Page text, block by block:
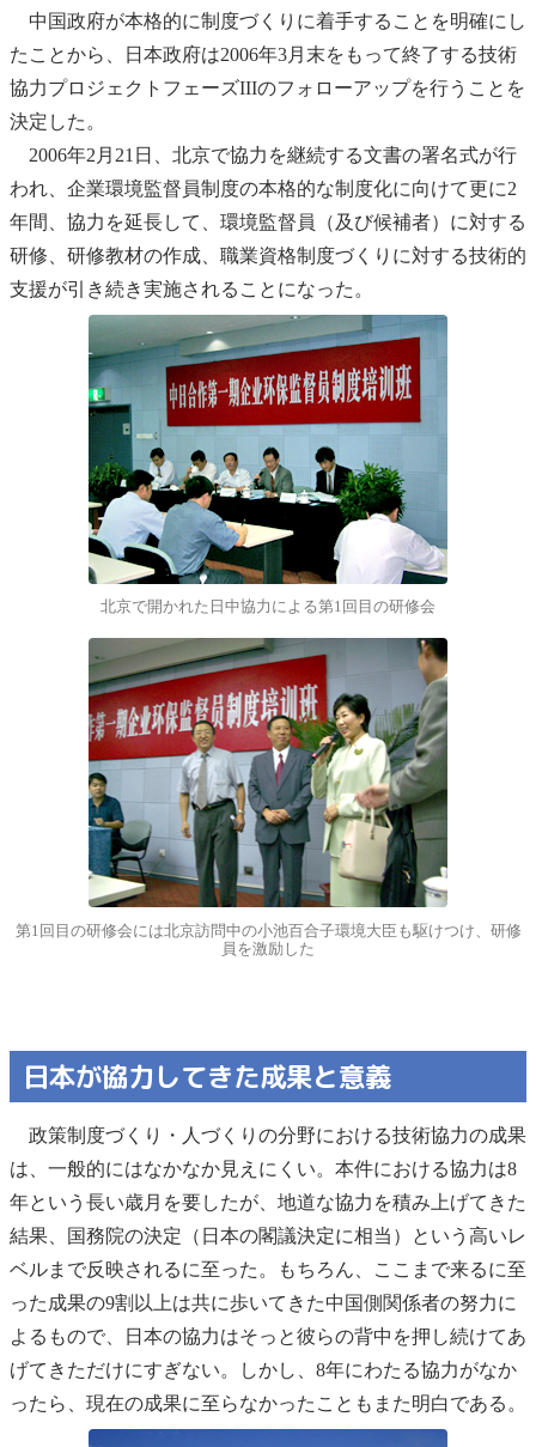
中国政府が本格的に制度づくりに着手することを明確にし
たことから、日本政府は2006年3月末をもって終了する技術
協力プロジェクトフェーズIIIのフォローアップを行うことを
決定した。
2006年2月21日、北京で協力を継続する文書の署名式が行
われ、企業環境監督員制度の本格的な制度化に向けて更に2
年間、協力を延長して、環境監督員（及び候補者）に対する
研修、研修教材の作成、職業資格制度づくりに対する技術的
支援が引き続き実施されることになった。
北京で開かれた日中協力による第1回目の研修会
第1回目の研修会には北京訪問中の小池百合子環境大臣も駆けつけ、研修
員を激励した
日本が協力してきた成果と意義
政策制度づくり・人づくりの分野における技術協力の成果
は、一般的にはなかなか見えにくい。本件における協力は8
年という長い歳月を要したが、地道な協力を積み上げてきた
結果、国務院の決定（日本の閣議決定に相当）という高いレ
ベルまで反映されるに至った。もちろん、ここまで来るに至
った成果の9割以上は共に歩いてきた中国側関係者の努力に
よるもので、日本の協力はそっと彼らの背中を押し続けてあ
げてきただけにすぎない。しかし、8年にわたる協力がなか
ったら、現在の成果に至らなかったこともまた明白である。